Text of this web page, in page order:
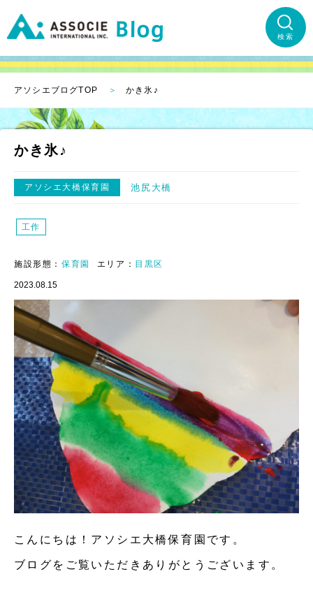
検索
アソシエブログTOP かき氷♪
かき氷♪
アソシエ大橋保育園 池尻大橋
工作
施設形態： 保育園 エリア： 目黒区
2023.08.15
こんにちは！アソシエ大橋保育園です。
ブログをご覧いただきありがとうございます。